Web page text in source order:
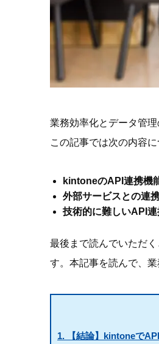
業務効率化とデータ管
この記事では次の内容
kintoneのAPI連携機
外部サービスとの連
技術的に難しいAPI
最後まで読んでいただ
す。本記事を読んで、
1. 【結論】kintoneで